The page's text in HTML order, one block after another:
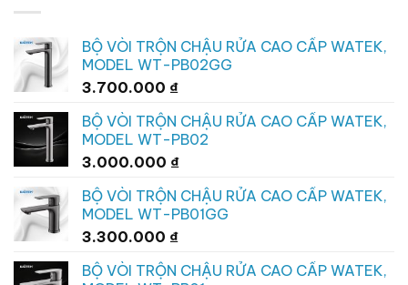
BỘ VÒI TRỘN CHẬU RỬA CAO CẤP WATEK,
MODEL WT-PB02GG
3.700.000 ₫
BỘ VÒI TRỘN CHẬU RỬA CAO CẤP WATEK,
MODEL WT-PB02
3.000.000 ₫
BỘ VÒI TRỘN CHẬU RỬA CAO CẤP WATEK,
MODEL WT-PB01GG
3.300.000 ₫
BỘ VÒI TRỘN CHẬU RỬA CAO CẤP WATEK,